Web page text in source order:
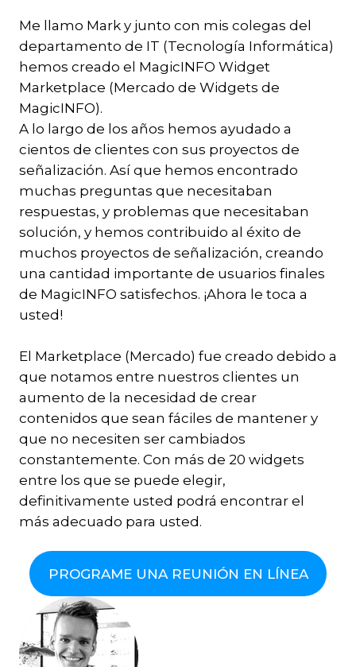
Me llamo Mark y junto con mis colegas del
departamento de IT (Tecnología Informática)
hemos creado el MagicINFO Widget
Marketplace (Mercado de Widgets de
MagicINFO).
A lo largo de los años hemos ayudado a
cientos de clientes con sus proyectos de
señalización. Así que hemos encontrado
muchas preguntas que necesitaban
respuestas, y problemas que necesitaban
solución, y hemos contribuido al éxito de
muchos proyectos de señalización, creando
una cantidad importante de usuarios finales
de MagicINFO satisfechos. ¡Ahora le toca a
usted!
El Marketplace (Mercado) fue creado debido a
que notamos entre nuestros clientes un
aumento de la necesidad de crear
contenidos que sean fáciles de mantener y
que no necesiten ser cambiados
constantemente. Con más de 20 widgets
entre los que se puede elegir,
definitivamente usted podrá encontrar el
más adecuado para usted.
PROGRAME UNA REUNIÓN EN LÍNEA